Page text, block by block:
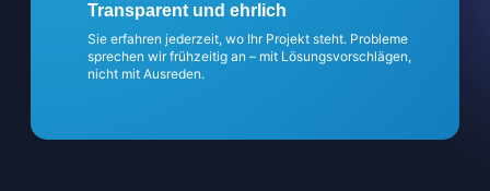
Transparent und ehrlich
Sie erfahren jederzeit, wo Ihr Projekt steht. Probleme
sprechen wir frühzeitig an – mit Lösungsvorschlägen,
nicht mit Ausreden.